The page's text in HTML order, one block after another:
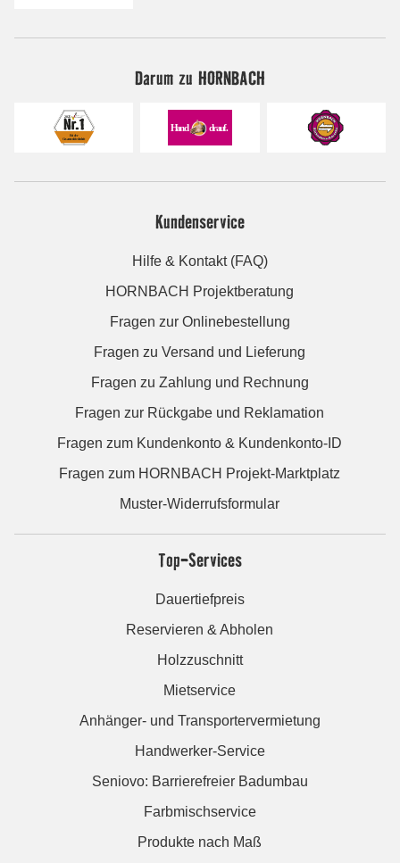
Darum zu HORNBACH
Kundenservice
Hilfe & Kontakt (FAQ)
HORNBACH Projektberatung
Fragen zur Onlinebestellung
Fragen zu Versand und Lieferung
Fragen zu Zahlung und Rechnung
Fragen zur Rückgabe und Reklamation
Fragen zum Kundenkonto & Kundenkonto-ID
Fragen zum HORNBACH Projekt-Marktplatz
Muster-Widerrufsformular
Top-Services
Dauertiefpreis
Reservieren & Abholen
Holzzuschnitt
Mietservice
Anhänger- und Transportervermietung
Handwerker-Service
Seniovo: Barrierefreier Badumbau
Farbmischservice
Produkte nach Maß